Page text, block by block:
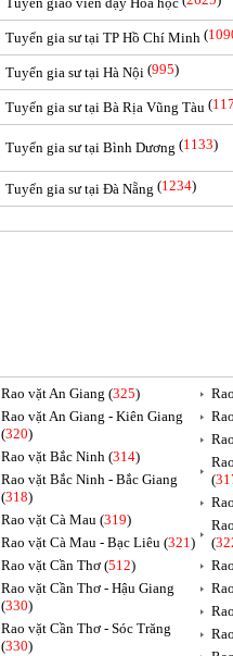
Tuyển gia sư tại TP Hồ Chí Minh (
Tuyển gia sư tại Hà Nội (995)
Tuyển gia sư tại Bà Rịa Vũng Tàu (
Tuyển gia sư tại Bình Dương (1133)
Tuyển gia sư tại Đà Nẵng (1234)
Rao vặt An Giang (325)
Rao vặt An Giang - Kiên Giang
(320)
Rao vặt Bắc Ninh (314)
Rao vặt Bắc Ninh - Bắc Giang
(318)
Rao vặt Cà Mau (319)
Rao vặt Cà Mau - Bạc Liêu (321)
Rao vặt Cần Thơ (512)
Rao vặt Cần Thơ - Hậu Giang
(330)
Rao vặt Cần Thơ - Sóc Trăng
(330)
(
(